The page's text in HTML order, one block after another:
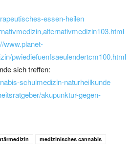
essen-heilen
www.planet-
pwiediefuenfsaeulendertcm100.html
sich treffen:
schulmedizin-naturheilkunde
akupunktur-gegen-
medizinisches cannabis